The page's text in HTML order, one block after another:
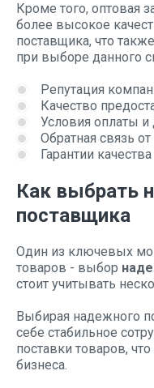
Кроме того, оптовая
более высокое
поставщика, что
при выборе данного
Репутация
Качество
Условия оплаты и
Обратная связь
Гарантии
Как выбрать
поставщика
Один из ключевых
товаров - выбор
стоит учитывать
Выбирая надежного
себе стабильное
поставки товаров,
бизнеса.